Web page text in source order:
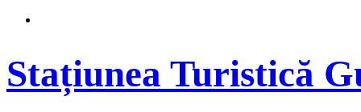
Stațiunea Turistică